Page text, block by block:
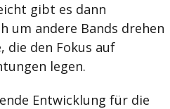
gibt es dann
um andere Bands drehen
die den Fokus auf
legen.
Entwicklung für die